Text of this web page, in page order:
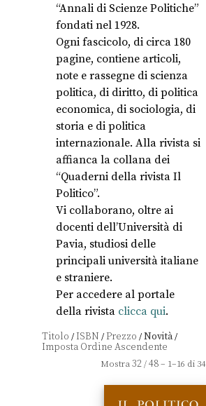
“Annali di Scienze Politiche”
fondati nel 1928.
Ogni fascicolo, di circa 180
pagine, contiene articoli,
note e rassegne di scienza
politica, di diritto, di politica
economica, di sociologia, di
storia e di politica
internazionale. Alla rivista si
affianca la collana dei
“Quaderni della rivista Il
Politico”.
Vi collaborano, oltre ai
docenti dell’Università di
Pavia, studiosi delle
principali università italiane
e straniere.
Per accedere al portale
della rivista clicca qui.
Titolo /ISBN /Prezzo /Novità/
Mostra32/48– 1–16 di 34